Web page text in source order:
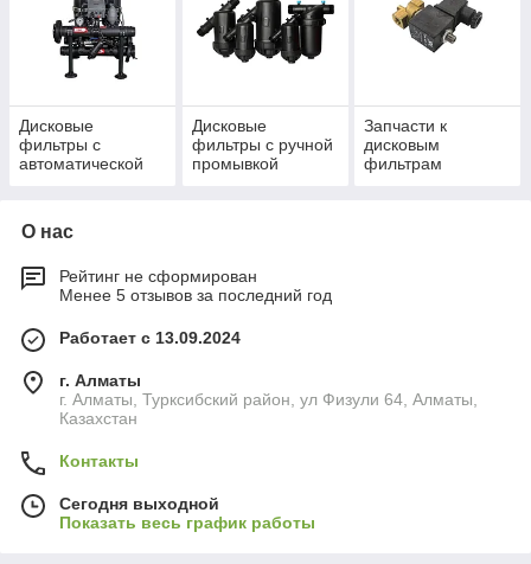
выполняют сетчатые и дисковые фильтры; в эту
же группу входят косые фильтры (грязевики) на
трубопроводах.
водой ставят самопромывные (автоматические)
дисковые фильтры — они чистятся обратным
потоком без разборки и замены картриджа, до 200
Песок, ржавчина, окалина в воде из
фильтр грубой очистки под расход и
Получить ТКП на фильтр грубой
Что закрывает фильтр грубой
очистки
Дисковые
фильтры с
автоматической
Дисковые
фильтры с ручной
промывкой
Запчасти к
дисковым
фильтрам
О нас
Рейтинг не сформирован
Менее 5 отзывов за последний год
Работает с 13.09.2024
г. Алматы
г. Алматы, Турксибский район, ул Физули 64, Алматы,
Казахстан
Контакты
Сегодня выходной
Показать весь график работы